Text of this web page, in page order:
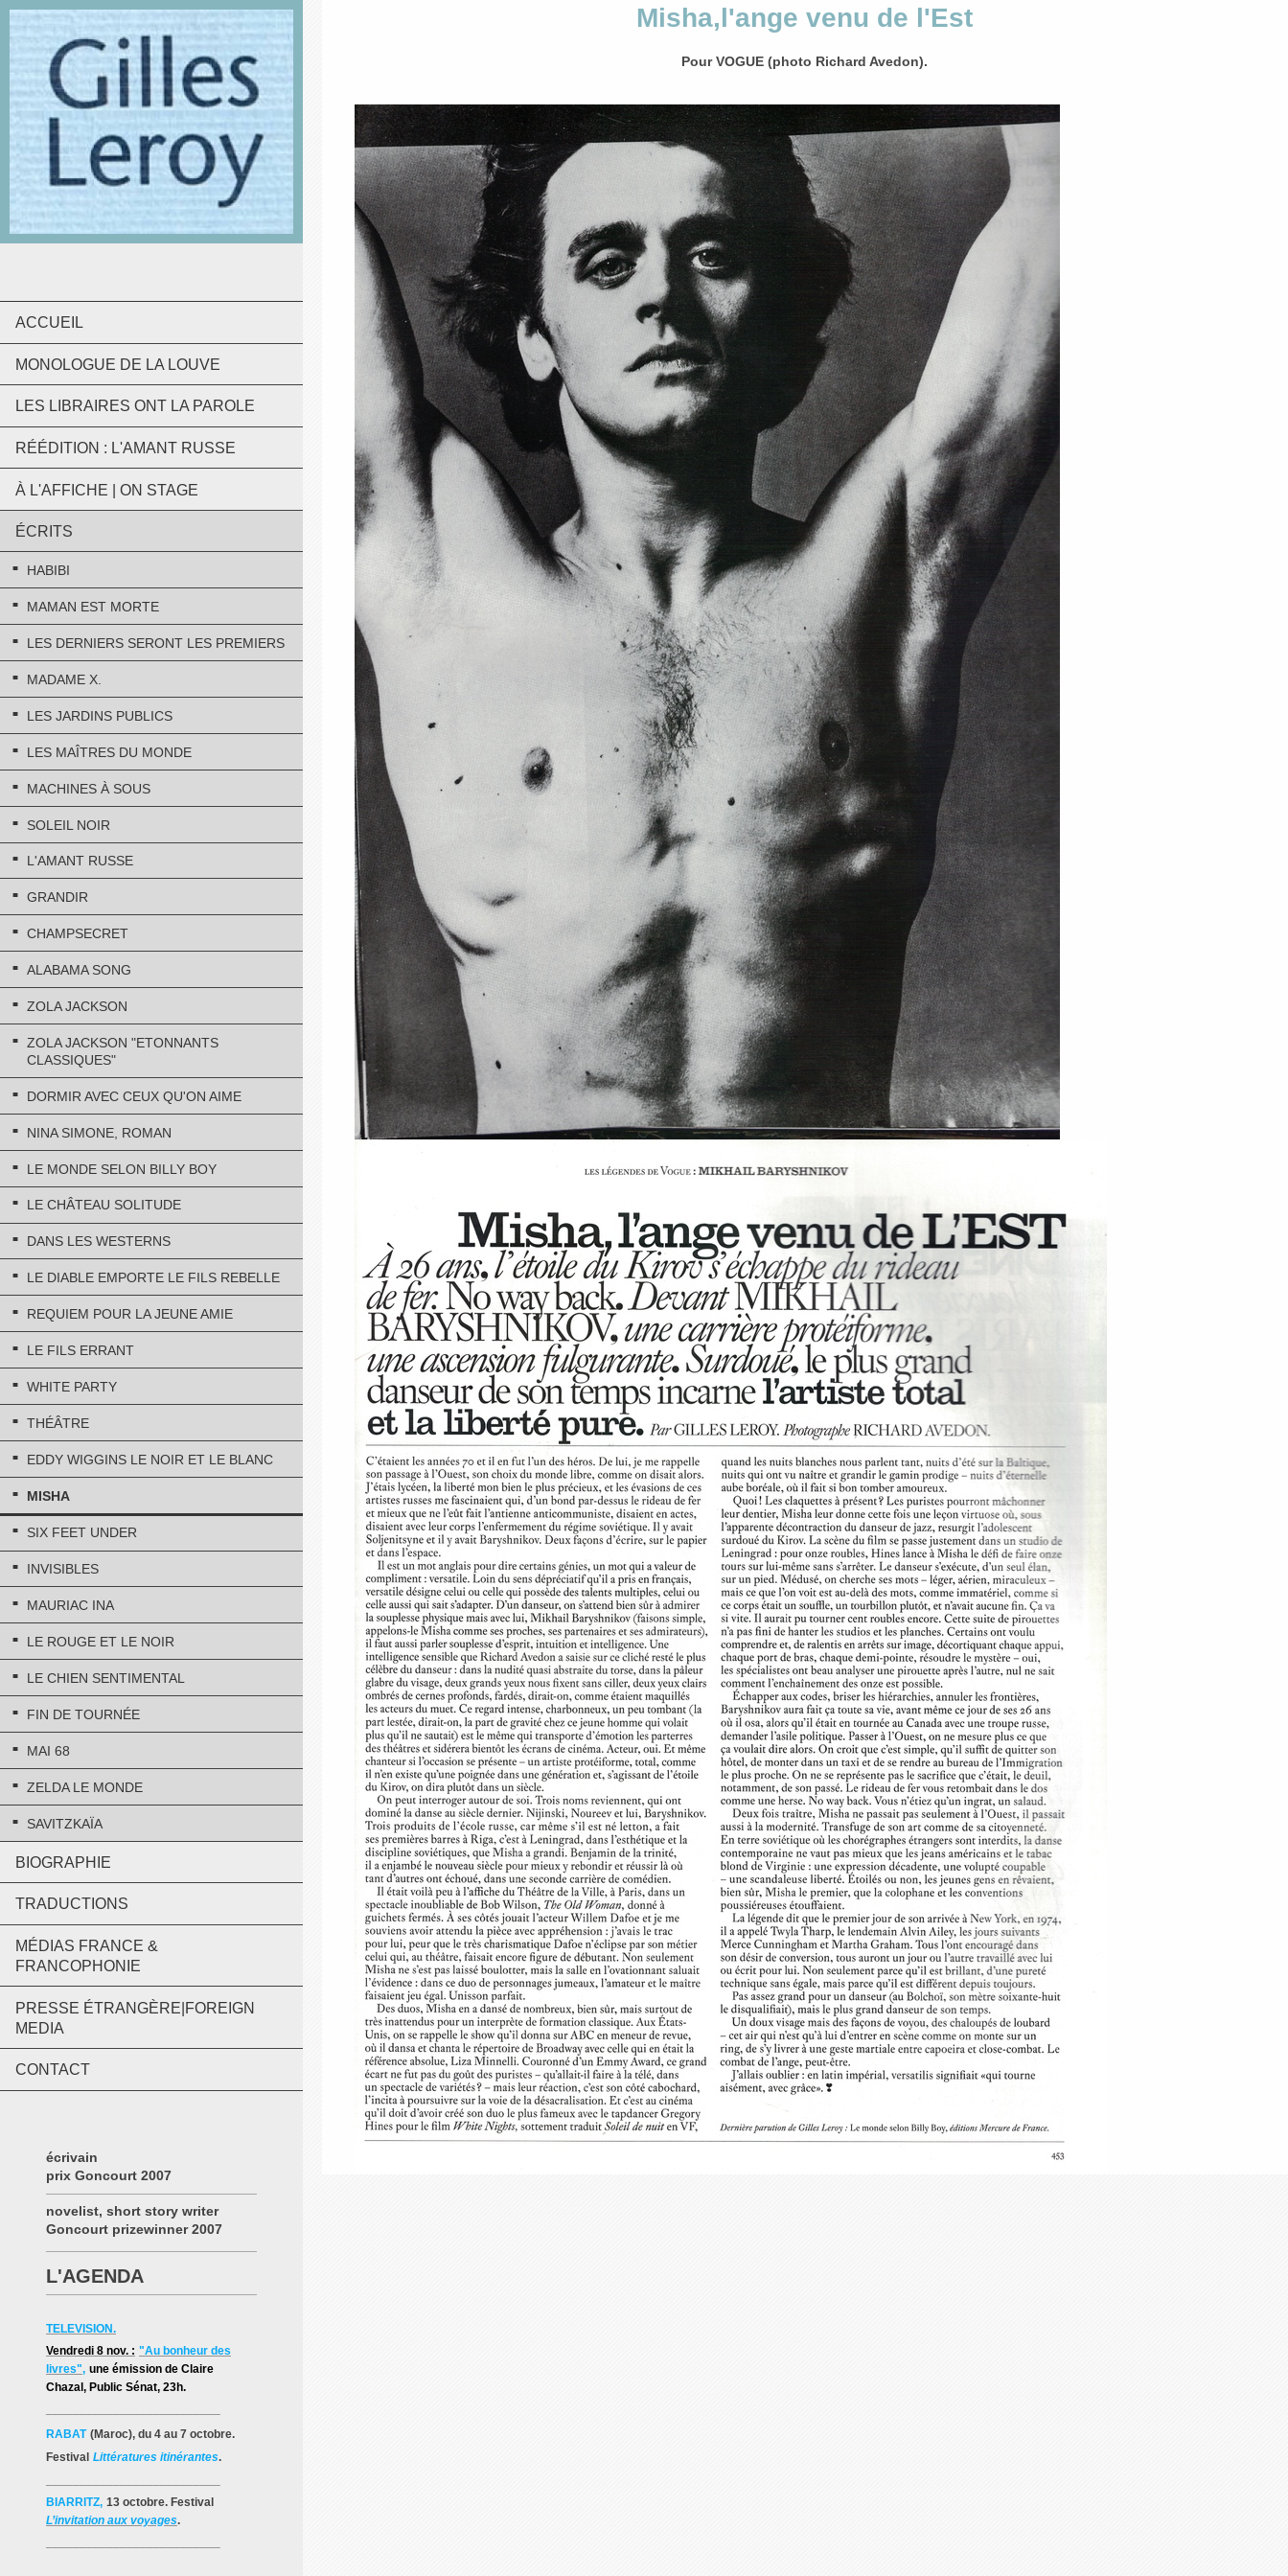
ACCUEIL
MONOLOGUE DE LA LOUVE
LES LIBRAIRES ONT LA PAROLE
RÉÉDITION : L'AMANT RUSSE
À L'AFFICHE | ON STAGE
ÉCRITS
HABIBI
MAMAN EST MORTE
LES DERNIERS SERONT LES PREMIERS
MADAME X.
LES JARDINS PUBLICS
LES MAÎTRES DU MONDE
MACHINES À SOUS
SOLEIL NOIR
L'AMANT RUSSE
GRANDIR
CHAMPSECRET
ALABAMA SONG
ZOLA JACKSON
ZOLA JACKSON "ETONNANTS
CLASSIQUES"
DORMIR AVEC CEUX QU'ON AIME
NINA SIMONE, ROMAN
LE MONDE SELON BILLY BOY
LE CHÂTEAU SOLITUDE
DANS LES WESTERNS
LE DIABLE EMPORTE LE FILS REBELLE
REQUIEM POUR LA JEUNE AMIE
LE FILS ERRANT
WHITE PARTY
THÉÂTRE
EDDY WIGGINS LE NOIR ET LE BLANC
MISHA
SIX FEET UNDER
INVISIBLES
MAURIAC INA
LE ROUGE ET LE NOIR
LE CHIEN SENTIMENTAL
FIN DE TOURNÉE
MAI 68
ZELDA LE MONDE
SAVITZKAÏA
BIOGRAPHIE
TRADUCTIONS
MÉDIAS FRANCE &
FRANCOPHONIE
PRESSE ÉTRANGÈRE|FOREIGN
MEDIA
CONTACT
écrivain
prix Goncourt 2007
novelist, short story writer
Goncourt prizewinner 2007
L'AGENDA
TELEVISION.
Vendredi 8 nov. : "Au bonheur des
livres", une émission de Claire
Chazal , Public Sénat, 23h.
RABAT (Maroc), du 4 au 7 octobre.
Festival Littératures itinérantes.
BIARRITZ, 13 octobre. Festival
L’invitation aux voyages.
Misha,l'ange venu de l'Est
Pour VOGUE (photo Richard Avedon).